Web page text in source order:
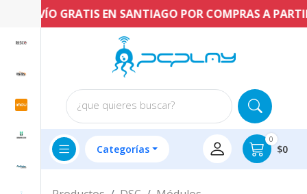
ENVÍO GRATIS EN SANTIAGO POR COMPRAS A PARTIR
¿que quieres buscar?
Categorías
0
$0